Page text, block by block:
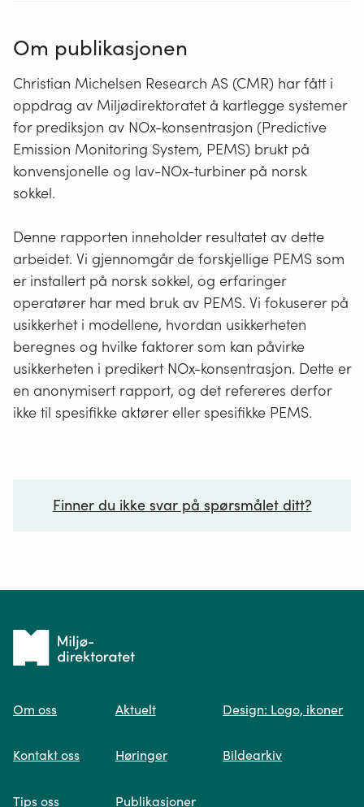
Om publikasjonen
Christian Michelsen Research AS (CMR) har fått i
oppdrag av Miljødirektoratet å kartlegge systemer
for prediksjon av NOx-konsentrasjon (Predictive
Emission Monitoring System, PEMS) brukt på
konvensjonelle og lav-NOx-turbiner på norsk
sokkel.
Denne rapporten inneholder resultatet av dette
arbeidet. Vi gjennomgår de forskjellige PEMS som
er installert på norsk sokkel, og erfaringer
operatører har med bruk av PEMS. Vi fokuserer på
usikkerhet i modellene, hvordan usikkerheten
beregnes og hvilke faktorer som kan påvirke
usikkerheten i predikert NOx-konsentrasjon. Dette er
en anonymisert rapport, og det refereres derfor
ikke til spesifikke aktører eller spesifikke PEMS.
Finner du ikke svar på spørsmålet ditt?
Spør oss
Tilbake
forsiden
Om oss
Kontakt oss
Tips oss
Aktuelt
Høringer
Publikasjoner
Design: Logo, ikoner
Bildearkiv